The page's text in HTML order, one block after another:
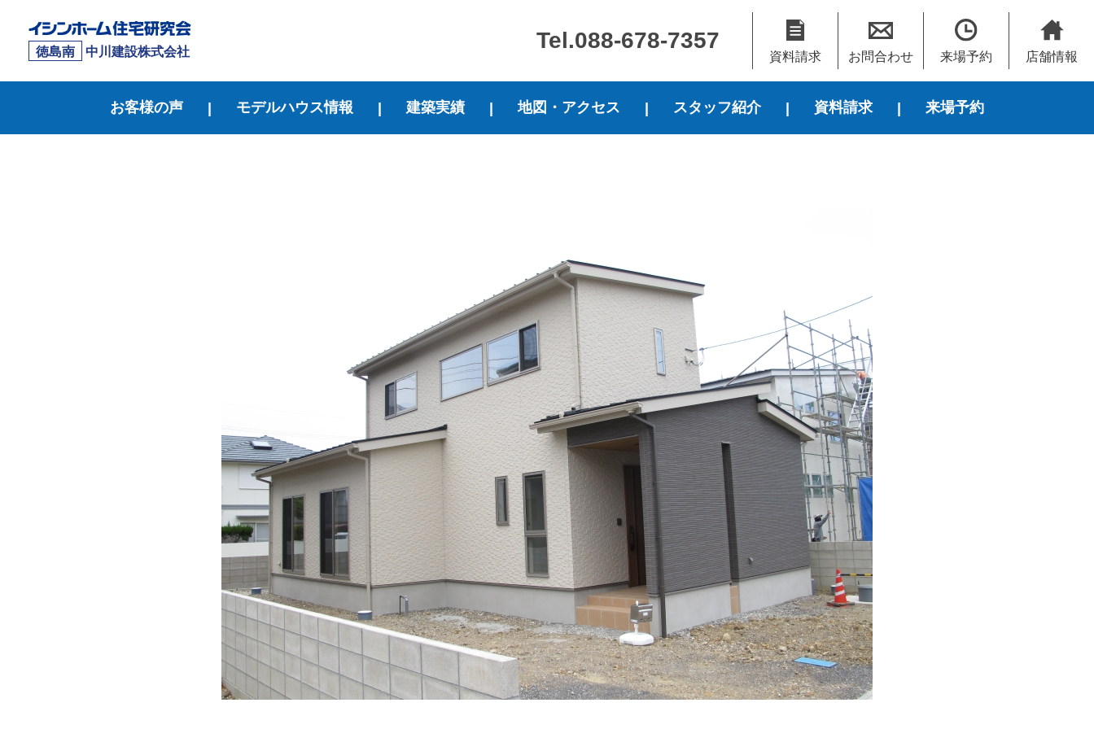
徳島南 中川建設株式会社 Tel.088-678-7357
資料請求 お問合わせ 来場予約 店舗情報
お客様の声 モデルハウス情報 建築実績 地図・アクセス スタッフ紹介 資料請求 来場予約